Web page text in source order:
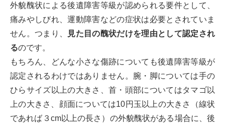
外貌醜状による後遺障害等級が認められる要件として、
痛みやしびれ、運動障害などの症状は必要とされていま
せん。つまり、
見た目の醜状だけを理由として認定され
るのです。
もちろん、どんな小さな傷跡についても後遺障害等級が
認定されるわけではありません。腕・脚については手の
ひらサイズ以上の大きさ、首・頭部についてはタマゴ以
上の大きさ、顔面については10円玉以上の大きさ（線状
であれば３cm以上の長さ）の外貌醜状がある場合に、後